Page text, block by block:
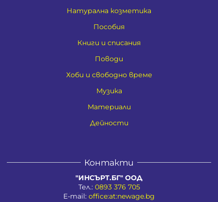
Натурална козметика
Пособия
Книги и списания
Поводи
Хоби и свободно време
Музика
Материали
Дейности
Контакти
"ИНСЪРТ.БГ" ООД
Тел.: 0893 376 705
E-mail: office:at:newage.bg